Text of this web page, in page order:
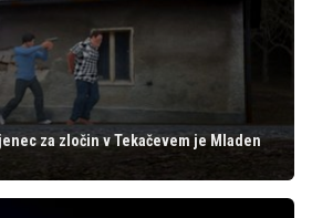
za zločin v Tekačevem je Mladen